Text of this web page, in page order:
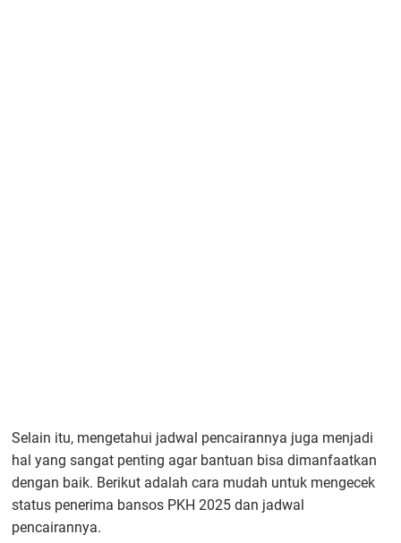
Selain itu, mengetahui jadwal pencairannya juga menjadi
hal yang sangat penting agar bantuan bisa dimanfaatkan
dengan baik. Berikut adalah cara mudah untuk mengecek
status penerima bansos PKH 2025 dan jadwal
pencairannya.